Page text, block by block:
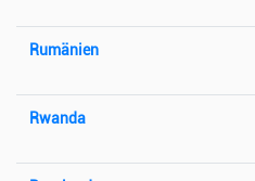
Rumänien
Rwanda